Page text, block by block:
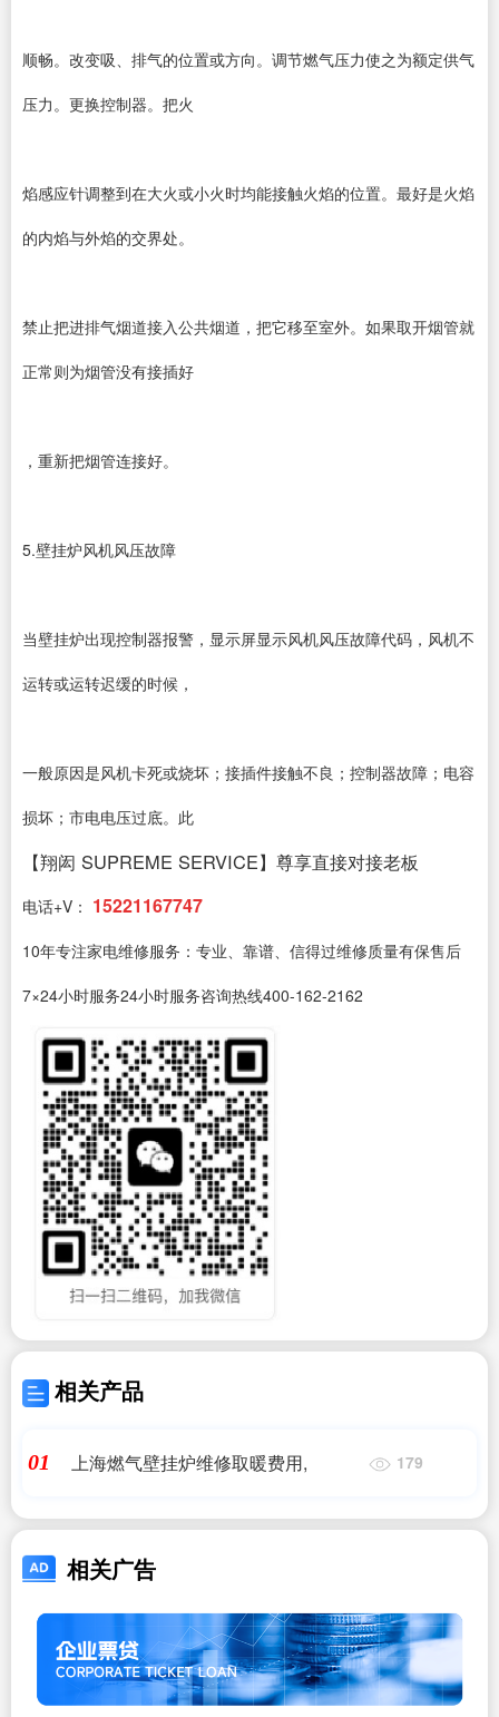
顺畅。改变吸、排气的位置或方向。调节燃气压力使之为额定供气
压力。更换控制器。把火
焰感应针调整到在大火或小火时均能接触火焰的位置。最好是火焰
的内焰与外焰的交界处。
禁止把进排气烟道接入公共烟道，把它移至室外。如果取开烟管就
正常则为烟管没有接插好
，重新把烟管连接好。
5.壁挂炉风机风压故障
当壁挂炉出现控制器报警，显示屏显示风机风压故障代码，风机不
运转或运转迟缓的时候，
一般原因是风机卡死或烧坏；接插件接触不良；控制器故障；电容
损坏；市电电压过底。此
【翔闳 SUPREME SERVICE】尊享直接对接老板
电话+V： 15221167747
10年专注家电维修服务：专业、靠谱、信得过维修质量有保售后
7×24小时服务24小时服务咨询热线400-162-2162
相关产品
01 上海燃气壁挂炉维修取暖费用, 179
相关广告